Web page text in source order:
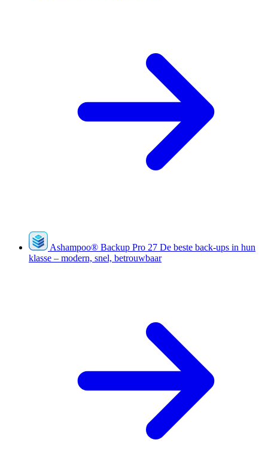
Ashampoo® Backup Pro 27 De beste back-ups in hun
klasse – modern, snel, betrouwbaar